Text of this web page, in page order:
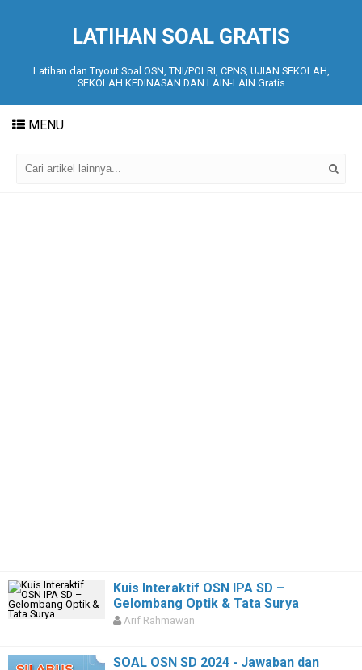
LATIHAN SOAL GRATIS
Latihan dan Tryout Soal OSN, TNI/POLRI, CPNS, UJIAN SEKOLAH,
SEKOLAH KEDINASAN DAN LAIN-LAIN Gratis
MENU
Kuis Interaktif OSN IPA SD –
Gelombang Optik & Tata Surya
Arif Rahmawan
SOAL OSN SD 2024 - Jawaban dan